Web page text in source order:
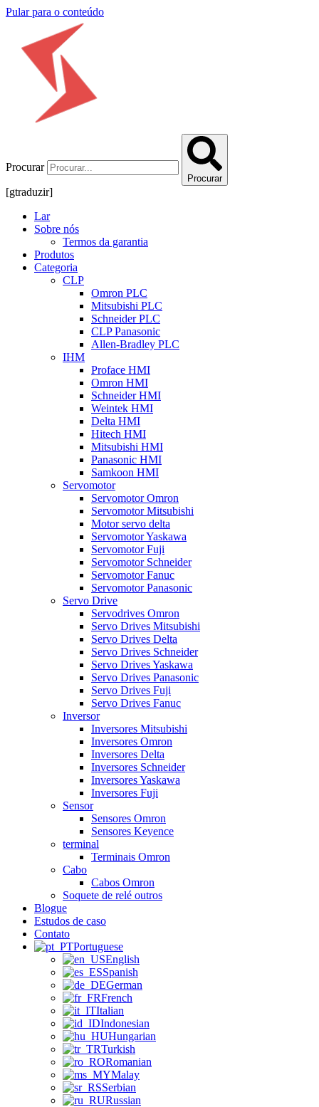
Pular para o conteúdo
Procurar
Procurar
[gtraduzir]
Lar
Sobre nós
Termos da garantia
Produtos
Categoria
CLP
Omron PLC
Mitsubishi PLC
Schneider PLC
CLP Panasonic
Allen-Bradley PLC
IHM
Proface HMI
Omron HMI
Schneider HMI
Weintek HMI
Delta HMI
Hitech HMI
Mitsubishi HMI
Panasonic HMI
Samkoon HMI
Servomotor
Servomotor Omron
Servomotor Mitsubishi
Motor servo delta
Servomotor Yaskawa
Servomotor Fuji
Servomotor Schneider
Servomotor Fanuc
Servomotor Panasonic
Servo Drive
Servodrives Omron
Servo Drives Mitsubishi
Servo Drives Delta
Servo Drives Schneider
Servo Drives Yaskawa
Servo Drives Panasonic
Servo Drives Fuji
Servo Drives Fanuc
Inversor
Inversores Mitsubishi
Inversores Omron
Inversores Delta
Inversores Schneider
Inversores Yaskawa
Inversores Fuji
Sensor
Sensores Omron
Sensores Keyence
terminal
Terminais Omron
Cabo
Cabos Omron
Soquete de relé outros
Blogue
Estudos de caso
Contato
Portuguese
English
Spanish
German
French
Italian
Indonesian
Hungarian
Turkish
Romanian
Malay
Serbian
Russian